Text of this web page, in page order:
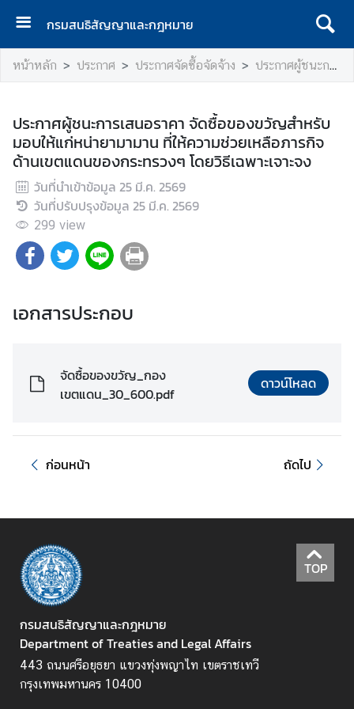
กรมสนธิสัญญาและกฎหมาย
ห
น้
เ
ร
ก
เ
กี่
ว
ก
ธิ
า
ก
ฎ
ห
ม
า
ย
ร
หน้าหลัก ประกาศ ประกาศจัดซื้อจัดจ้าง ประกาศผู้ชนะการเสนอราคา
ประกาศผู้ชนะการเสนอราคา จัดซื้อของขวัญสำหรับ
มอบให้แก่หน่ายามามาน ที่ให้ความช่วยเหลือภารกิจ
ด้านเขตแดนของกระทรวงๆ โดยวิธีเฉพาะเจาะจง
วันที่นำเข้าข้อมูล 25 มี.ค. 2569
วันที่ปรับปรุงข้อมูล 25 มี.ค. 2569
299 view
เอกสารประกอบ
จัดซื้อของขวัญ_กอง
เขตแดน_30_600.pdf
ดาวน์โหลด
ก่อนหน้า ถัดไป
TOP
กรมสนธิสัญญาและกฎหมาย
Department of Treaties and Legal Affairs
443 ถนนศรีอยุธยา แขวงทุ่งพญาไท เขตราชเทวี
กรุงเทพมหานคร 10400